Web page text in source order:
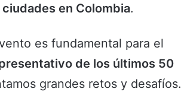
en Colombia.
es fundamental para el
de los últimos 50
grandes retos y desafíos.